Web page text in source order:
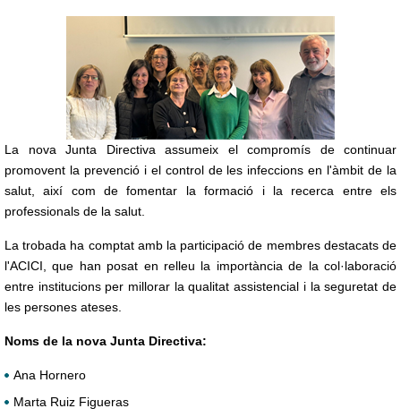
La nova Junta Directiva assumeix el compromís de continuar
promovent la prevenció i el control de les infeccions en l'àmbit de la
salut, així com de fomentar la formació i la recerca entre els
professionals de la salut.
La trobada ha comptat amb la participació de membres destacats de
l'ACICI, que han posat en relleu la importància de la col·laboració
entre institucions per millorar la qualitat assistencial i la seguretat de
les persones ateses.
Noms de la nova Junta Directiva:
Ana Hornero
Marta Ruiz Figueras